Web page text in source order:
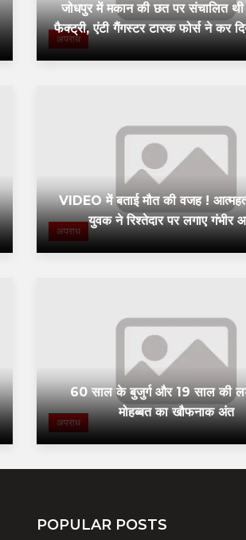
अपराध
जोधपुर में मकान की छत पर संचालित
फैक्ट्री, एंटी गैंगस्टर टास्क फोर्स ने कर
अपराध
VIDEO में बताई मौत की वजह !
युवक ने रिश्तेदार पर लगाए गंभीर
अपराध
60 साल के बुजुर्ग और 19 साल की
मोहब्बत का खौफनाक अंत
POPULAR POSTS